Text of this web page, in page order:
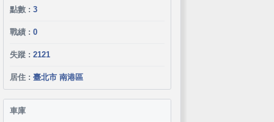
點數 : 3
戰績 : 0
失蹤 : 2121
居住 : 臺北市 南港區
車庫